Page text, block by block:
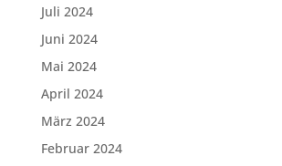
Juli 2024
Juni 2024
Mai 2024
April 2024
März 2024
Februar 2024